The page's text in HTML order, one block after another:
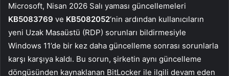
Microsoft, Nisan 2026 Salı yaması güncellemeleri
KB5083769 ve KB5082052‘nin ardından kullanıcıların
yeni Uzak Masaüstü (RDP) sorunları bildirmesiyle
Windows 11’de bir kez daha güncelleme sonrası sorunlarla
karşı karşıya kaldı. Bu sorun, şirketin aynı güncelleme
döngüsünden kaynaklanan BitLocker ile ilgili devam eden